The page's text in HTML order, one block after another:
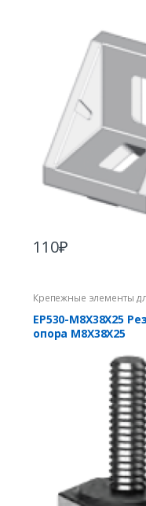
110₽
Крепежные элементы
EP530-M8X38X25
опора M8X38X25